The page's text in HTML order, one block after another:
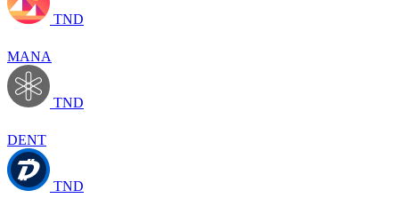
TND
MANA
TND
DENT
TND